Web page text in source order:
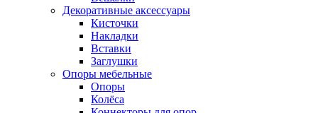
Декоративные аксессуары
Кисточки
Накладки
Вставки
Заглушки
Опоры мебельные
Опоры
Колёса